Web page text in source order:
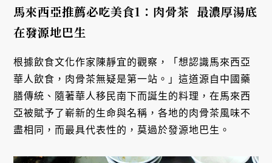
馬來西亞推薦必吃美食1：肉骨茶 最濃厚湯底
在發源地巴生
根據飲食文化作家陳靜宜的觀察，「想認識馬來西亞
華人飲食，肉骨茶無疑是第一站。」這道源自中國藥
膳傳統、隨著華人移民南下而誕生的料理，在馬來西
亞被賦予了嶄新的生命與名稱，各地的肉骨茶風味不
盡相同，而最具代表性的，莫過於發源地巴生。